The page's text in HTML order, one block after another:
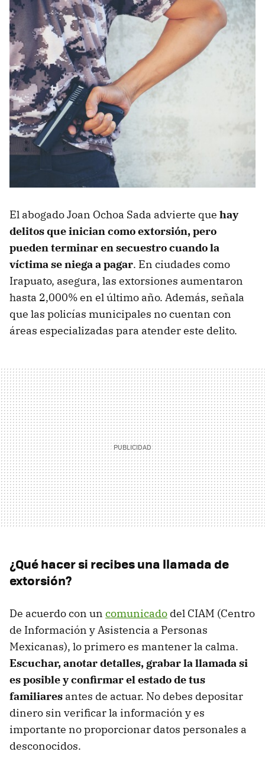
El abogado Joan Ochoa Sada advierte que hay
delitos que inician como extorsión, pero
pueden terminar en secuestro cuando la
víctima se niega a pagar. En ciudades como
Irapuato, asegura, las extorsiones aumentaron
hasta 2,000% en el último año. Además, señala
que las policías municipales no cuentan con
áreas especializadas para atender este delito.
¿Qué hacer si recibes una llamada de
extorsión?
De acuerdo con un comunicado del CIAM (Centro
de Información y Asistencia a Personas
Mexicanas), lo primero es mantener la calma.
Escuchar, anotar detalles, grabar la llamada si
es posible y confirmar el estado de tus
familiares antes de actuar. No debes depositar
dinero sin verificar la información y es
importante no proporcionar datos personales a
desconocidos.